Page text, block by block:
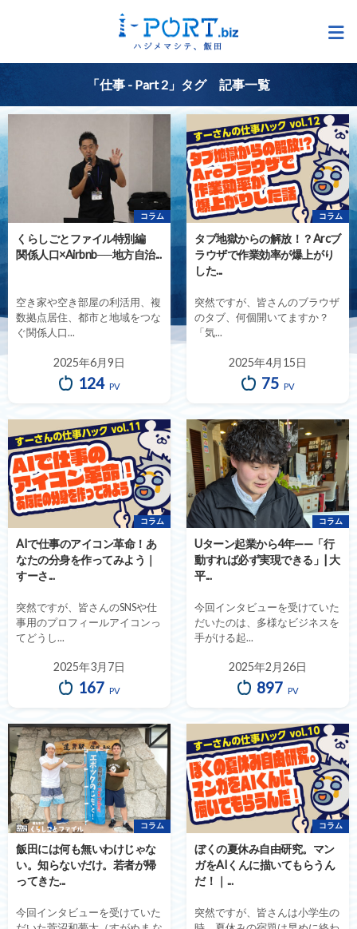
「仕事 - Part 2」タグ 記事一覧
コラム
くらしごとファイル特別編
関係人口×Airbnb──地方自治...
空き家や空き部屋の利活用、複
数拠点居住、都市と地域をつな
ぐ関係人口...
2025年6月9日
124 PV
コラム
タブ地獄からの解放！？Arcブ
ラウザで作業効率が爆上がり
した...
突然ですが、皆さんのブラウザ
のタブ、何個開いてますか？
「気...
2025年4月15日
75 PV
コラム
AIで仕事のアイコン革命！あ
なたの分身を作ってみよう｜
すーさ...
突然ですが、皆さんのSNSや仕
事用のプロフィールアイコンっ
てどうし...
2025年3月7日
167 PV
コラム
Uターン起業から4年——「行
動すれば必ず実現できる」| 大
平...
今回インタビューを受けていた
だいたのは、多様なビジネスを
手がける起...
2025年2月26日
897 PV
コラム
飯田には何も無いわけじゃな
い。知らないだけ。若者が帰
ってきた...
今回インタビューを受けていた
コラム
ぼくの夏休み自由研究。マン
ガをAIくんに描いてもらうん
だ！｜...
突然ですが、皆さんは小学生の